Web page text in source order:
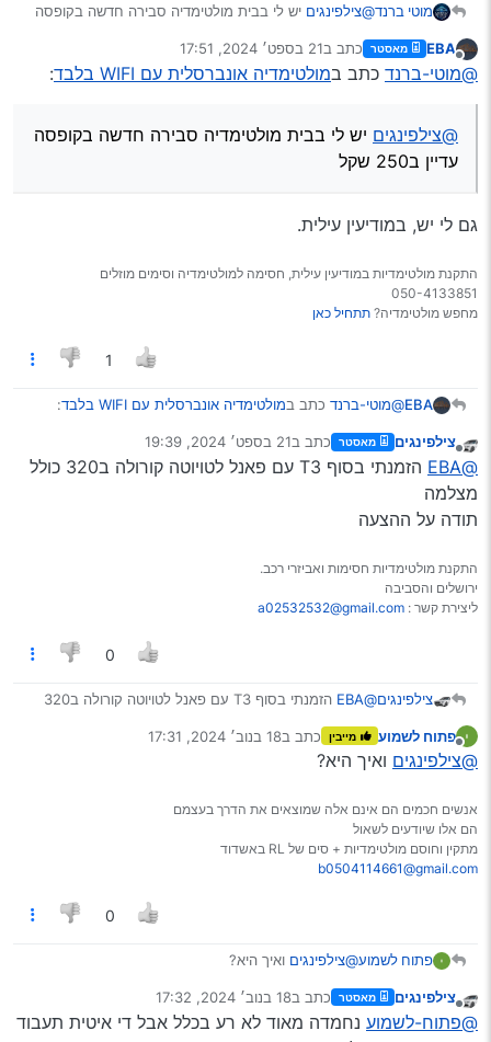
מוטי ברנד@צילפינגים יש לי בבית מולטימדיה סבירה חדשה בקופסה
ואם אתה רוצה יש לי חבר שרוצה למכור מולטימדיה עם
כניסה לסים 4 גיגה ראם עם 64 זיכרון פנימי אבל לא הT10
EBA מאסטר כתב ב21 בספט׳ 2024, 17:51
נערך לאחרונה על ידי
@מוטי-ברנד כתב במולטימדיה אונברסלית עם WIFI בלבד :
@צילפינגים יש לי בבית מולטימדיה סבירה חדשה בקופסה
עדיין ב250 שקל
גם לי יש, במודיעין עילית.
התקנת מולטימדיות במודיעין עילית, חסימה למולטימדיה וסימים מוזלים
050-4133851
מחפש מולטימדיה? תתחיל כאן
1
EBA@מוטי-ברנד כתב במולטימדיה אונברסלית עם WIFI בלבד :
@צילפינגיםיש לי בבית מולטימדיה סבירה חדשה בקופסה
מנותק
צילפינגים מאסטר כתב ב21 בספט׳ 2024, 19:39
נערך לאחרונה על ידי
@EBA
הזמנתי בסוף T3 עם פאנל לטויוטה קורולה ב320 כולל
מצלמה
תודה על ההצעה
התקנת מולטימדיות חסימות ואביזרי רכב.
ירושלים והסביבה
ליצירת קשר : a02532532@gmail.com
0
צילפינגים@EBA
הזמנתי בסוף T3 עם פאנל לטויוטה קורולה ב320
תודה על ההצעה
מנותק
פתוח לשמוע מייבין כתב ב18 בנוב׳ 2024, 17:31
נערך לאחרונה על ידי
@צילפינגים ואיך היא?
אנשים חכמים הם אינם אלה שמוצאים את הדרך בעצמם
הם אלו שיודעים לשאול
מתקין וחוסם מולטימדיות + סים של RL באשדוד
b0504114661@gmail.com
0
פתוח לשמוע@צילפינגים ואיך היא?
צילפינגים מאסטר כתב ב18 בנוב׳ 2024, 17:32
נערך לאחרונה על ידי
@פתוח-לשמוע נחמדה מאוד לא רע בכלל אבל די איטית תעבוד